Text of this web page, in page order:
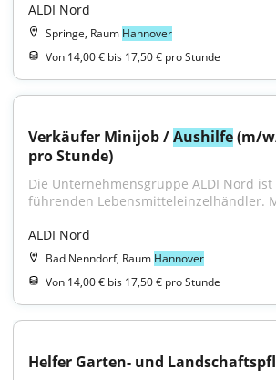
ALDI Nord
Springe, Raum Hannover
Von 14,00 € bis 17,50 € pro Stunde
Verkäufer Minijob / Aushilfe (m/
pro Stunde)
Die Unternehmensgruppe ALDI Nord
führenden Lebensmitteleinzelhändler.
ALDI Nord
Bad Nenndorf, Raum Hannover
Von 14,00 € bis 17,50 € pro Stunde
Helfer Garten- und